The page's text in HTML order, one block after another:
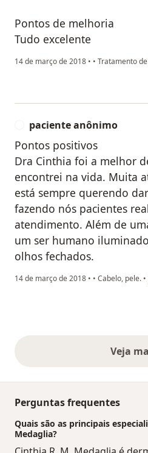
Pontos de melhoria
Tudo excelente
14 de março de 2018 • • Tratamento
paciente anônimo
Pontos positivos
Dra Cinthia foi a melhor
encontrei na vida. Muita
está sempre querendo
fazendo nós pacientes
atendimento. Além de
um ser humano
olhos fechados.
14 de março de 2018 • • Cabelo, pele. •
Veja
Perguntas frequentes
Quais são as principais
Medaglia?